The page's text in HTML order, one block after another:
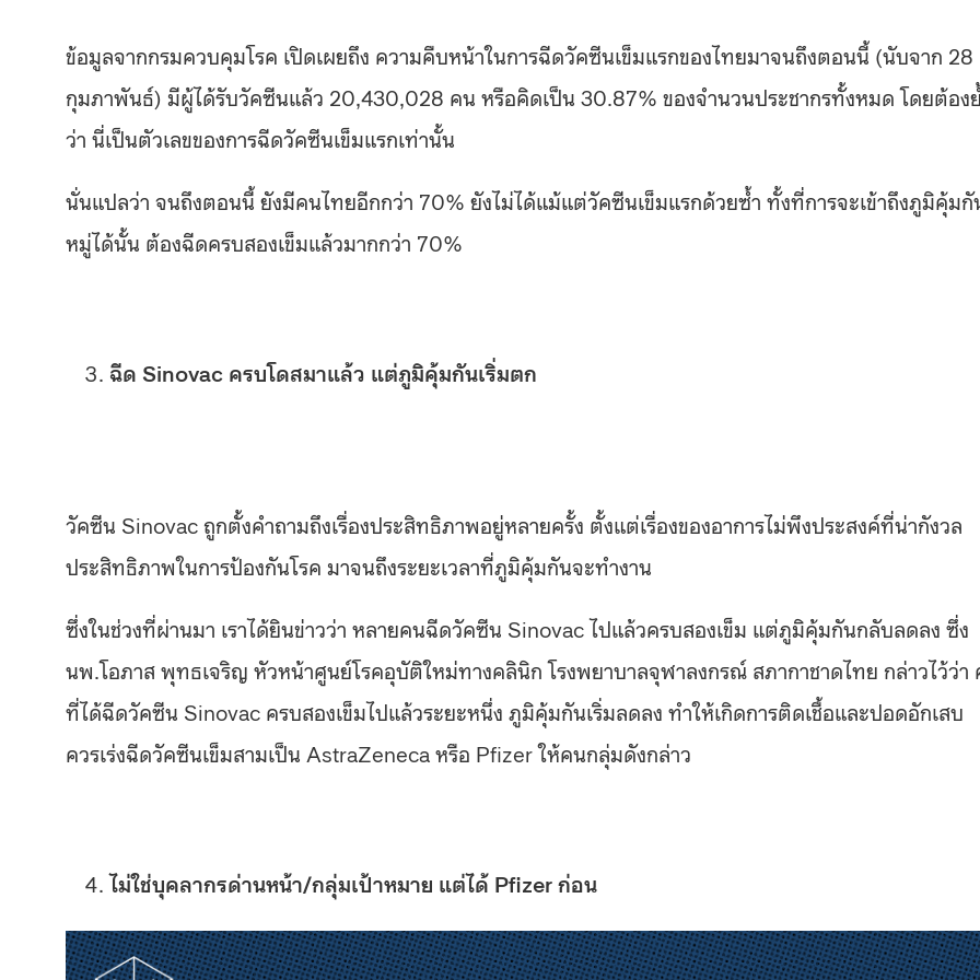
ข้อมูลจากกรมควบคุมโรค เปิดเผยถึง ความคืบหน้าในการฉีดวัคซีนเข็มแรกของไทยมาจนถึงตอนนี้ (นับจาก 28
กุมภาพันธ์) มีผู้ได้รับวัคซีนแล้ว 20,430,028 คน หรือคิดเป็น 30.87% ของจำนวนประชากรทั้งหมด โดยต้อง
ว่า นี่เป็นตัวเลขของการฉีดวัคซีนเข็มแรกเท่านั้น
นั่นแปลว่า จนถึงตอนนี้ ยังมีคนไทยอีกกว่า 70% ยังไม่ได้แม้แต่วัคซีนเข็มแรกด้วยซ้ำ ทั้งที่การจะเข้าถึงภูมิคุ้ม
หมู่ได้นั้น ต้องฉีดครบสองเข็มแล้วมากกว่า 70%
ฉีด Sinovac ครบโดสมาแล้ว แต่ภูมิคุ้มกันเริ่มตก
วัคซีน Sinovac ถูกตั้งคำถามถึงเรื่องประสิทธิภาพอยู่หลายครั้ง ตั้งแต่เรื่องของอาการไม่พึงประสงค์ที่น่ากังวล
ประสิทธิภาพในการป้องกันโรค มาจนถึงระยะเวลาที่ภูมิคุ้มกันจะทำงาน
ซึ่งในช่วงที่ผ่านมา เราได้ยินข่าวว่า หลายคนฉีดวัคซีน Sinovac ไปแล้วครบสองเข็ม แต่ภูมิคุ้มกันกลับลดลง ซึ่ง
นพ.โอภาส พุทธเจริญ หัวหน้าศูนย์โรคอุบัติใหม่ทางคลินิก โรงพยาบาลจุฬาลงกรณ์ สภากาชาดไทย กล่าวไว้ว่า
ที่ได้ฉีดวัคซีน Sinovac ครบสองเข็มไปแล้วระยะหนึ่ง ภูมิคุ้มกันเริ่มลดลง ทำให้เกิดการติดเชื้อและปอดอักเสบ
ควรเร่งฉีดวัคซีนเข็มสามเป็น AstraZeneca หรือ Pfizer ให้คนกลุ่มดังกล่าว
ไม่ใช่บุคลากรด่านหน้า/กลุ่มเป้าหมาย แต่ได้ Pfizer ก่อน